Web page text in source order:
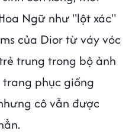
Ngữ như "lột xác"
của Dior từ váy vóc
trung trong bộ ảnh
phục giống
cô vẫn được